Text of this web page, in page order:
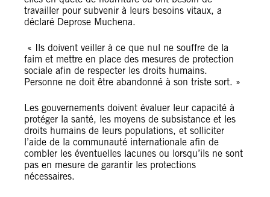
travailler pour subvenir à leurs besoins vitaux, a
déclaré Deprose Muchena.
« Ils doivent veiller à ce que nul ne souffre de la
faim et mettre en place des mesures de protection
sociale afin de respecter les droits humains.
Personne ne doit être abandonné à son triste sort. »
Les gouvernements doivent évaluer leur capacité à
protéger la santé, les moyens de subsistance et les
droits humains de leurs populations, et solliciter
l’aide de la communauté internationale afin de
combler les éventuelles lacunes ou lorsqu’ils ne sont
pas en mesure de garantir les protections
nécessaires.